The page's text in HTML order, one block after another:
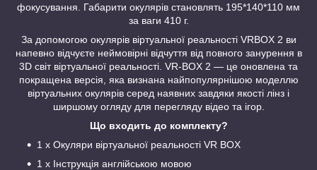
фокусування. Габарити окулярів становлять 195*140*110 мм
за ваги 410 г.
За допомогою окулярів віртуальної реальності VRBOX 2 ви
напевно відчуєте неймовірні відчуття від повного занурення в
3D світ віртуальної реальності. VR-BOX 2 — це оновлена та
покращена версія, яка визнана найпопулярнішою моделлю
віртуальних окулярів серед наявних завдяки якості лінз і
ширшому огляду для перегляду відео та ігор.
Що входить до комплекту?
1 х Окуляри віртуальної реальності VR BOX
1 х Інструкція англійською мовою